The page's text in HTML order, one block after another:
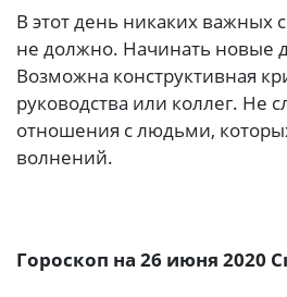
В этот день никаких важных
не должно. Начинать новые
Возможна конструктивная
руководства или коллег. Не
отношения с людьми,
волнений.
Гороскоп на 26 июня 2020